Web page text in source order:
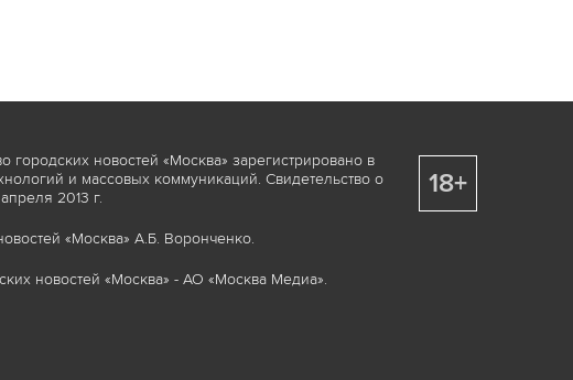
новостей «Москва» зарегистрировано в
и массовых коммуникаций. Свидетельство о
2013 г.
«Москва» А.Б. Воронченко.
новостей «Москва» - АО «Москва Медиа».
18+